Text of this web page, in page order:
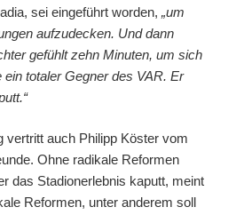
sei eingeführt worden, „um
aufzudecken. Und dann
gefühlt zehn Minuten, um sich
totaler Gegner des VAR. Er
vertritt auch Philipp Köster vom
Ohne radikale Reformen
das Stadionerlebnis kaputt, meint
Reformen, unter anderem soll